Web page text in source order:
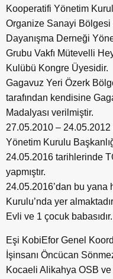
Kooperatifi Yönetim
Organize Sanayi Bölgesi
Dayanışma Derneği
Grubu Vakfı Mütevelli
Kulübü Kongre Üyesidir.
Gagavuz Yeri Özerk
tarafından kendisine
Madalyası verilmiştir.
27.05.2010 –
Yönetim Kurulu
24.05.2016 tarihlerinde
yapmıştır.
24.05.2016’dan bu
Kurulu’nda yer
Evli ve 1 çocuk babasıdır.
Eşi KobiEfor Genel
İşinsanı Öncücan
Kocaeli Alikahya OSB